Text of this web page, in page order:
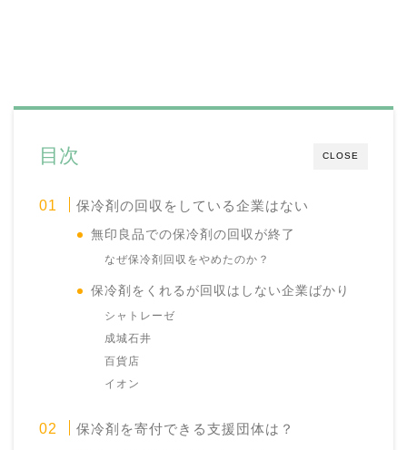
CLOSE
目次
保冷剤の回収をしている企業はない
無印良品での保冷剤の回収が終了
なぜ保冷剤回収をやめたのか？
保冷剤をくれるが回収はしない企業ばかり
シャトレーゼ
成城石井
百貨店
イオン
保冷剤を寄付できる支援団体は？